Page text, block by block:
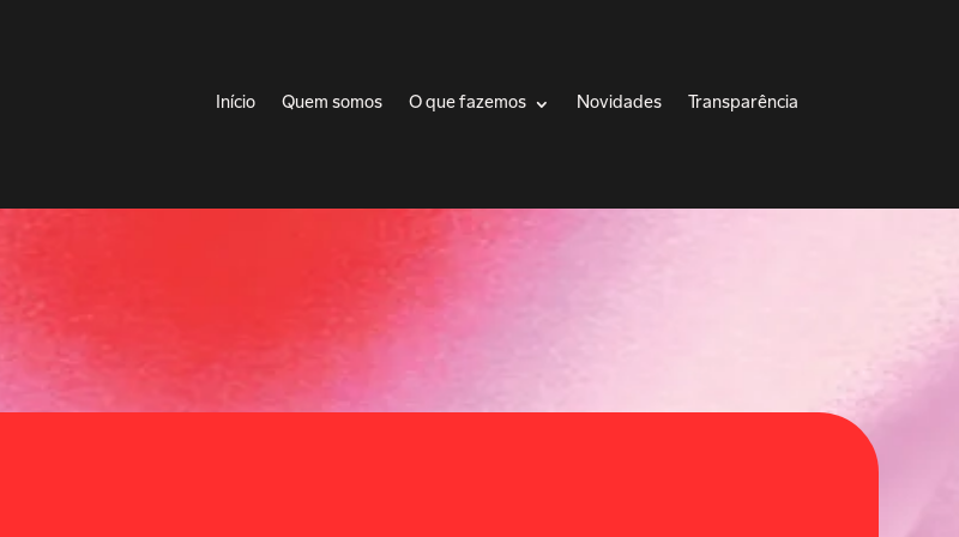
Início Quem somos O que fazemos Novidades Transparência